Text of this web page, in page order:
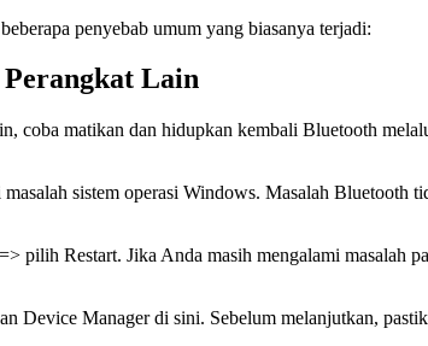
penyebab umum yang biasanya terjadi:
Lain
coba matikan dan hidupkan kembali Bluetooth
sistem operasi Windows. Masalah
Restart. Jika Anda masih mengalami masalah
Device Manager di sini. Sebelum melanjutkan,